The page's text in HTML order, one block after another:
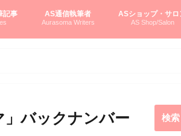
記事 AS通信執筆者
Aurasoma Writers
ASショップ・サロ
AS Shop/Salon
バックナンバー 検索